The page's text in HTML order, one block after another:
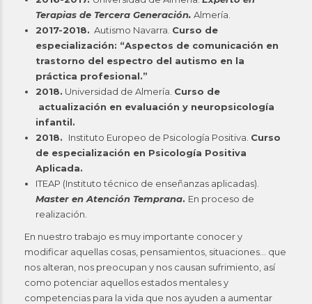
Terapias de Tercera Generación. Almería.
2017-2018. Autismo Navarra. Curso de
especialización: “Aspectos de comunicación en
trastorno del espectro del autismo en la
práctica profesional.”
2018. Universidad de Almería. Curso de
actualización en evaluación y neuropsicología
infantil.
2018. Instituto Europeo de Psicología Positiva. Curso
de especialización en Psicología Positiva
Aplicada.
ITEAP (Instituto técnico de enseñanzas aplicadas).
Master en Atención Temprana. En proceso de
realización.
En nuestro trabajo es muy importante conocer y
modificar aquellas cosas, pensamientos, situaciones… que
nos alteran, nos preocupan y nos causan sufrimiento, así
como potenciar aquellos estados mentales y
competencias para la vida que nos ayuden a aumentar